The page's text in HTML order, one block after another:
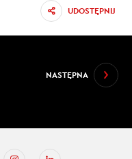
UDOSTĘPNIJ
NASTĘPNA